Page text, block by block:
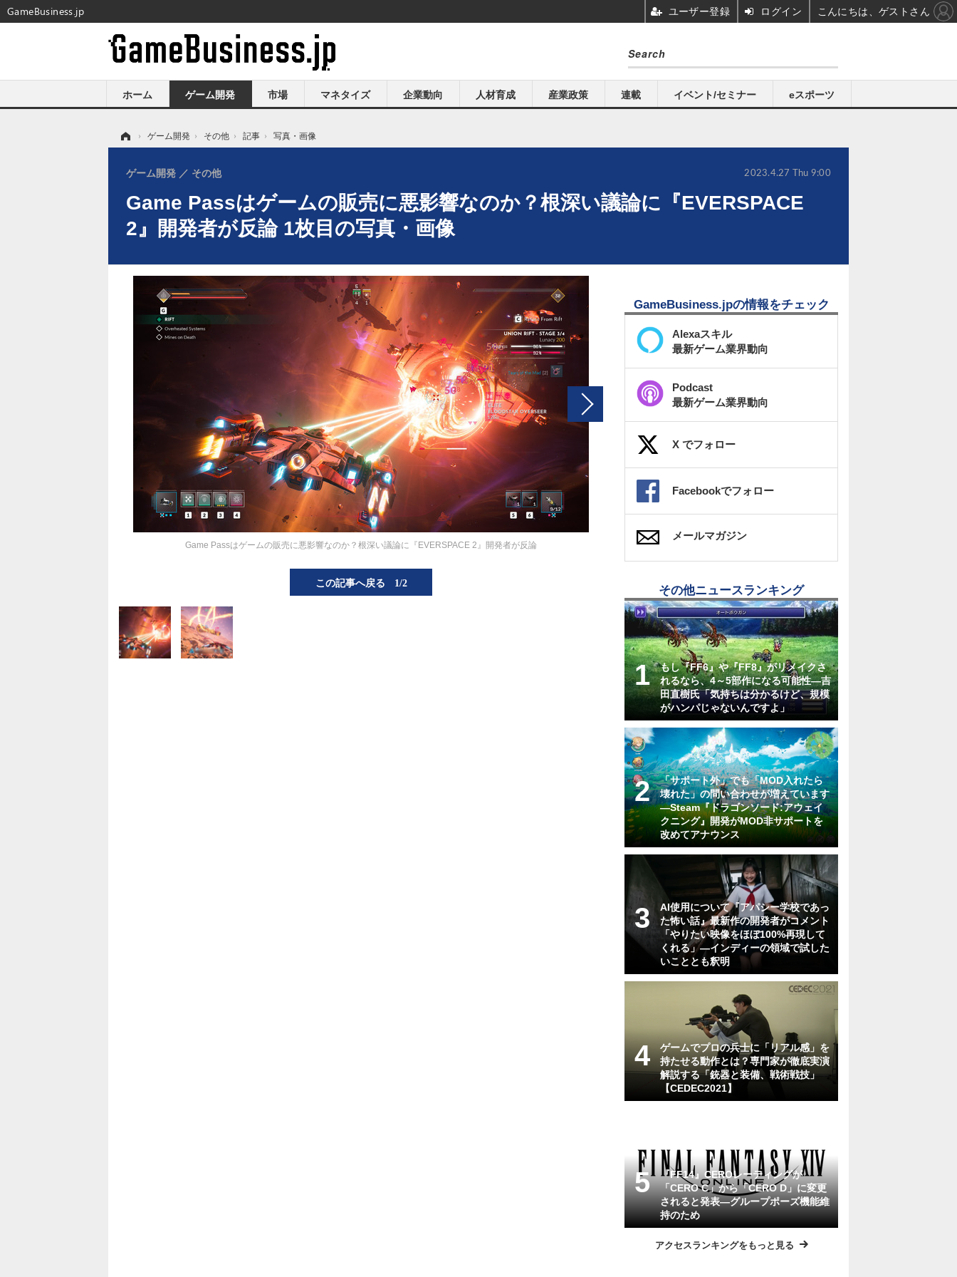
ホーム ゲーム開発 市場 マネタイズ 企業動向 人材育成 産業政策 連載 イベント/セミナー eスポーツ
› ゲーム開発 › その他 › 記事 › 写真・画像
Game Passはゲームの販売に悪影響なのか？根深い議論に『EVERSPACE
2』開発者が反論 1枚目の写真・画像
ゲーム開発 その他 2023.4.27 Thu 9:00
Game Passはゲームの販売に悪影響なのか？根深い議論に『EVERSPACE 2』開発者が反論
この記事へ戻る 1/2
GameBusiness.jpの情報をチェック
Alexaスキル
最新ゲーム業界動向
Podcast
最新ゲーム業界動向
X でフォロー
Facebookでフォロー
メールマガジン
その他ニュースランキング
もし『FF6』や『FF8』がリメイクさ
れるなら、4～5部作になる可能性―吉
田直樹氏「気持ちは分かるけど、規模
がハンパじゃないんですよ」
「サポート外」でも「MOD入れたら
壊れた」の問い合わせが増えています
―Steam『ドラゴンソード:アウェイ
クニング』開発がMOD非サポートを
改めてアナウンス
AI使用について『アパシー学校であっ
た怖い話』最新作の開発者がコメント
「やりたい映像をほぼ100%再現して
くれる」―インディーの領域で試した
いこととも釈明
ゲームでプロの兵士に「リアル感」を
持たせる動作とは？専門家が徹底実演
解説する「銃器と装備、戦術戦技」
【CEDEC2021】
『FF14』CEROレーティングが
「CERO C」から「CERO D」に変更
されると発表―グループポーズ機能維
持のため
アクセスランキングをもっと見る
GameBusiness.jp ユーザー登録 ログイン こんにちは、ゲストさん